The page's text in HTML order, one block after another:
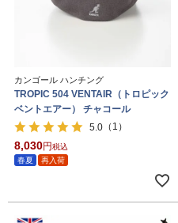
カンゴール ハンチング
TROPIC 504 VENTAIR（トロピック
ベントエアー） チャコール
5.0 （1）
8,030
税込
春夏
再入荷